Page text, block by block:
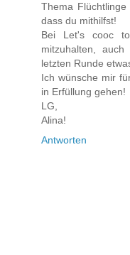
Thema
dass du mithilfst!
Bei Let's cooc
mitzuhalten,
letzten Runde
Ich wünsche mir
in Erfüllung gehen!
LG,
Alina!
Antworten